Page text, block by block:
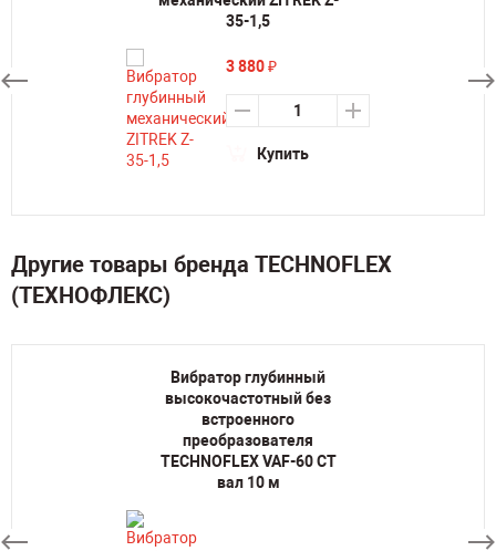
35-1,5
3 880₽
Купить
Другие товары бренда TECHNOFLEX
(ТЕХНОФЛЕКС)
Вибратор глубинный
высокочастотный без
встроенного
преобразователя
TECHNOFLEX VAF-60 CT
вал 10 м